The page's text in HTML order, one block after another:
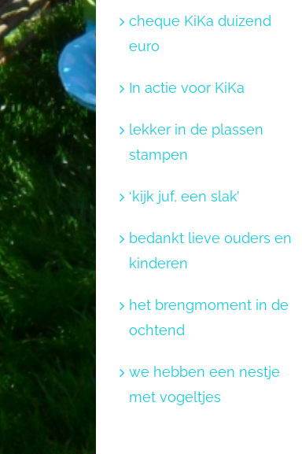
cheque KiKa duizend
euro
In actie voor KiKa
lekker in de plassen
stampen
‘kijk juf, een slak’
bedankt lieve ouders en
kinderen
het brengmoment in de
ochtend
we hebben een nestje
met vogeltjes